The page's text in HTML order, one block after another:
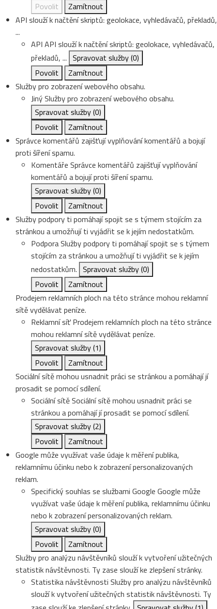
Povolit
Zamítnout
API slouží k načtění skriptů: geolokace, vyhledávačů, překladů,
...
API API slouží k načtění skriptů: geolokace, vyhledávačů,
překladů, ... Spravovat služby(0)
Povolit
Zamítnout
Služby pro zobrazení webového obsahu.
JinýSlužby pro zobrazení webového obsahu.
Spravovat služby(0)
Povolit
Zamítnout
Správce komentářů zajišťují vyplňování komentářů a bojují
proti šíření spamu.
Komentáře Správce komentářů zajišťují vyplňování
komentářů a bojují proti šíření spamu.
Spravovat služby(0)
Povolit
Zamítnout
Služby podpory ti pomáhají spojit se s týmem stojícím za
stránkou a umožňují ti vyjádřit se k jejím nedostatkům.
PodporaSlužby podpory ti pomáhají spojit se s týmem
stojícím za stránkou a umožňují ti vyjádřit se k jejím
nedostatkům. Spravovat služby(0)
Povolit
Zamítnout
Prodejem reklamních ploch na této stránce mohou reklamní
sítě vydělávat peníze.
Reklamní síť Prodejem reklamních ploch na této stránce
mohou reklamní sítě vydělávat peníze.
Spravovat služby(1)
Povolit
Zamítnout
Sociální sítě mohou usnadnit práci se stránkou a pomáhají jí
prosadit se pomocí sdílení.
Sociální sítěSociální sítě mohou usnadnit práci se
stránkou a pomáhají jí prosadit se pomocí sdílení.
Spravovat služby(2)
Povolit
Zamítnout
Google může využívat vaše údaje k měření publika,
reklamnímu účinku nebo k zobrazení personalizovaných
reklam.
Specifický souhlas se službami Google Google může
využívat vaše údaje k měření publika, reklamnímu účinku
nebo k zobrazení personalizovaných reklam.
Spravovat služby(0)
Povolit
Zamítnout
Služby pro analýzu návštěvníků slouží k vytvoření užitečných
statistik návštěvnosti. Ty zase slouží ke zlepšení stránky.
Statistika návštěvnosti Služby pro analýzu návštěvníků
slouží k vytvoření užitečných statistik návštěvnosti. Ty